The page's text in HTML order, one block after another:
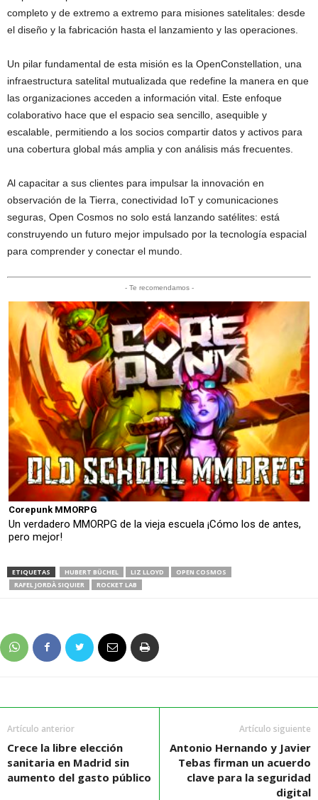
completo y de extremo a extremo para misiones satelitales: desde
el diseño y la fabricación hasta el lanzamiento y las operaciones.
Un pilar fundamental de esta misión es la OpenConstellation, una
infraestructura satelital mutualizada que redefine la manera en que
las organizaciones acceden a información vital. Este enfoque
colaborativo hace que el espacio sea sencillo, asequible y
escalable, permitiendo a los socios compartir datos y activos para
una cobertura global más amplia y con análisis más frecuentes.
Al capacitar a sus clientes para impulsar la innovación en
observación de la Tierra, conectividad IoT y comunicaciones
seguras, Open Cosmos no solo está lanzando satélites: está
construyendo un futuro mejor impulsado por la tecnología espacial
para comprender y conectar el mundo.
- Te recomendamos -
Corepunk MMORPG
Un verdadero MMORPG de la vieja escuela ¡Cómo los de antes,
pero mejor!
ETIQUETAS HUBERT BÜCHEL LIZ LLOYD
OPEN COSMOS
RAFEL JORDÀ SIQUIER
ROCKET LAB
Artículo anterior
Crece la libre elección
sanitaria en Madrid sin
aumento del gasto público
Artículo siguiente
Antonio Hernando y Javier
Tebas firman un acuerdo
clave para la seguridad
digital